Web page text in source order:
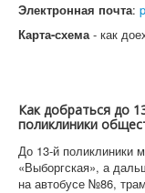
Электронная почта:
Карта-схема- как
Как добраться до
поликлиники
До 13-й поликлиники
«Выборгская», а
на автобусе №86,